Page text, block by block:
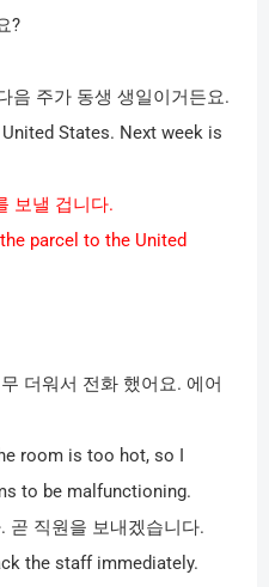
?
음 주가 동생 생일이거든요.
States. Next week is
보낼 겁니다.
parcel to the United
더워서 전화 했어요. 에어
room is too hot, so I
to be malfunctioning.
. 곧 직원을 보내겠습니다.
the staff immediately.